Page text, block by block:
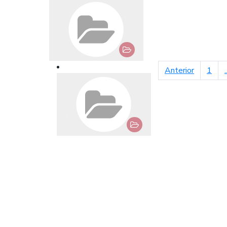
Anteriorpágina
1